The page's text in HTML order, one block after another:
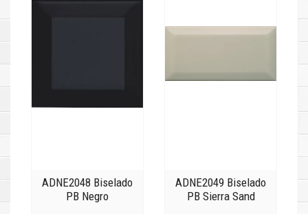
ADNE2048 Biselado
PB Negro
ADNE2049 Biselado
PB Sierra Sand